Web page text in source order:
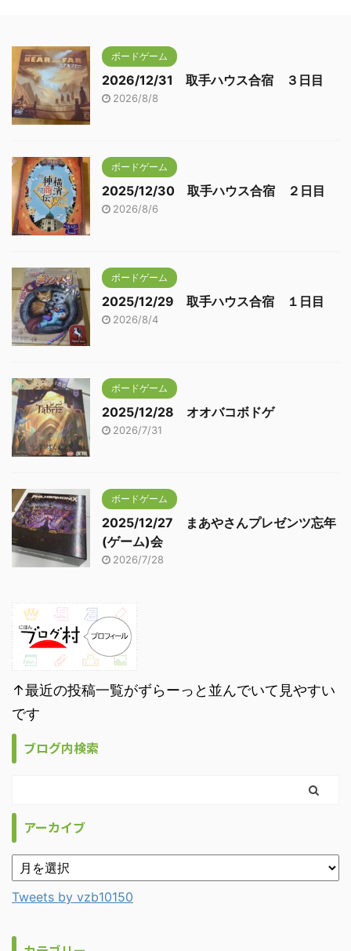
ボードゲーム
2026/12/31 取手ハウス合宿 ３日目
2026/8/8
ボードゲーム
2025/12/30 取手ハウス合宿 ２日目
2026/8/6
ボードゲーム
2025/12/29 取手ハウス合宿 １日目
2026/8/4
ボードゲーム
2025/12/28 オオバコボドゲ
2026/7/31
ボードゲーム
2025/12/27 まあやさんプレゼンツ忘年
(ゲーム)会
2026/7/28
↑最近の投稿一覧がずらーっと並んでいて見やすい
です
ブログ内検索
アーカイブ
Tweets by vzb10150